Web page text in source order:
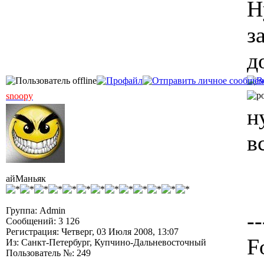
snoopy
айМаньяк
Группа: Admin
Сообщений: 3 126
Регистрация: Четверг, 03 Июля 2008, 13:07
Из: Санкт-Петербург, Купчино-Дальневосточный
Пользователь №: 249